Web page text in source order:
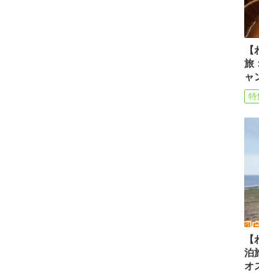
旅
ャ
特
泊
オ